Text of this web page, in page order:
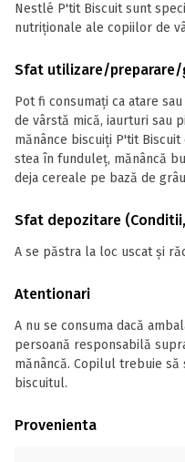
Nestlé P'tit Biscuit sunt
nutriționale ale copiilor de
Sfat utilizare/
Pot fi consumați ca atare
de vârstă mică, iaurturi sau
mănânce biscuiți P'tit
stea în funduleț, mănâncă
deja cereale pe bază de
Sfat depozitare
A se păstra la loc uscat și
Atentionari
A nu se consuma dacă
persoană responsabilă
mănâncă. Copilul trebuie
biscuitul.
Provenienta